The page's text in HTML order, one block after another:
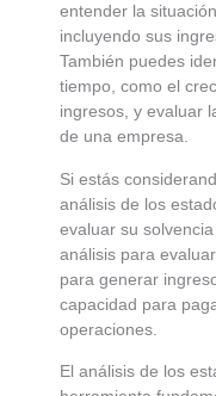
entender la
incluyendo sus
También puedes
tiempo, como el
ingresos, y evaluar
de una empresa.
Si estás
análisis de los
evaluar su
análisis para
para generar
capacidad para
operaciones.
El análisis de los